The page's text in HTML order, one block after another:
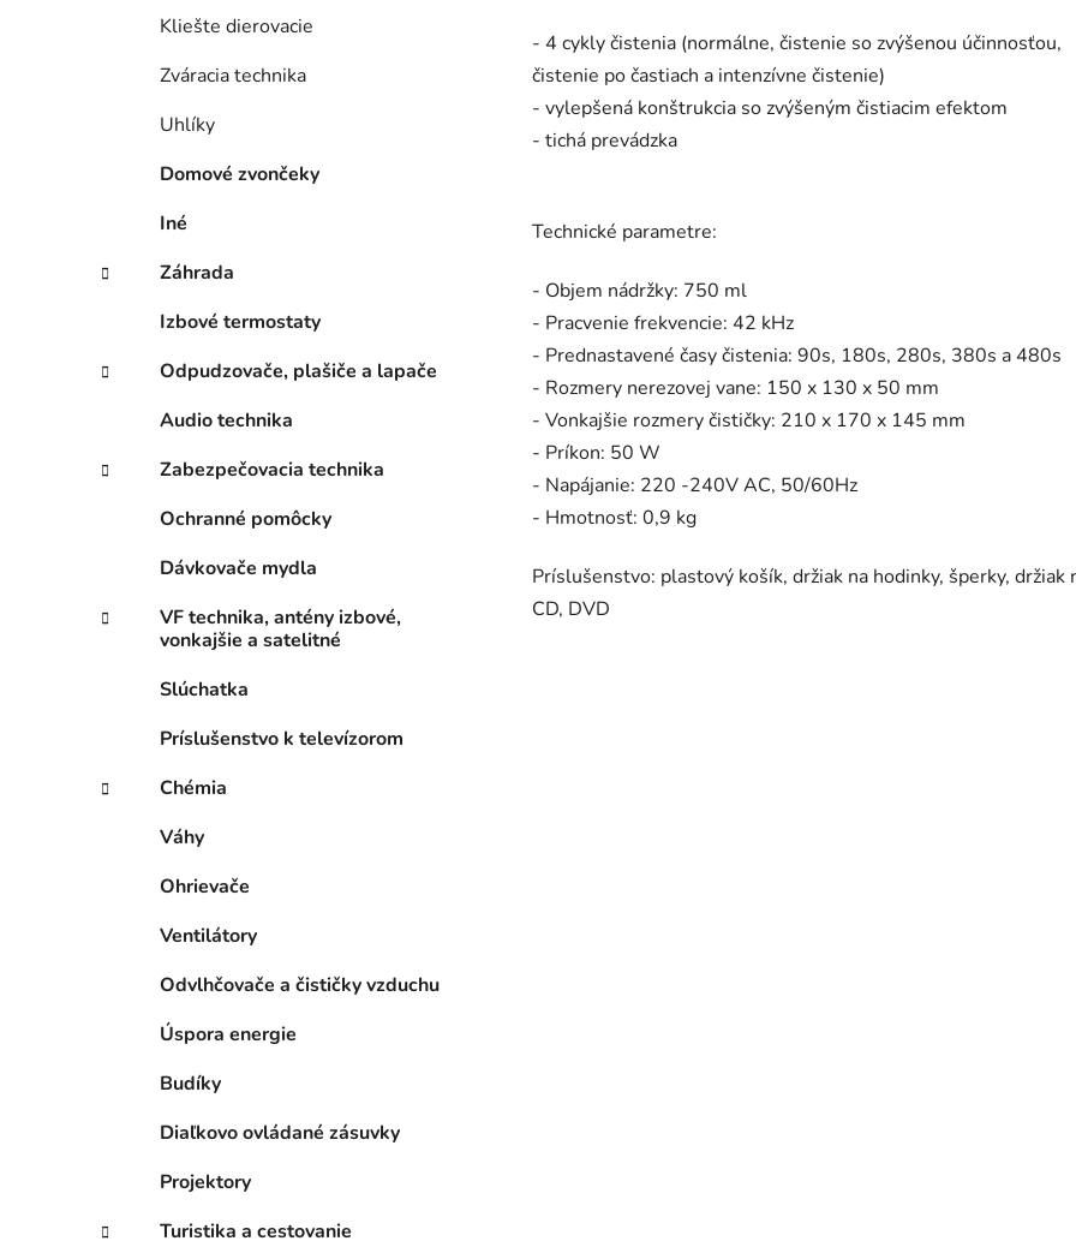
Kliešte dierovacie
Zváracia technika
Uhlíky
Domové zvončeky
Iné
Záhrada
Izbové termostaty
Odpudzovače, plašiče a lapače
Audio technika
Zabezpečovacia technika
Ochranné pomôcky
Dávkovače mydla
VF technika, antény izbové,
vonkajšie a satelitné
Slúchatka
Príslušenstvo k televízorom
Chémia
Váhy
Ohrievače
Ventilátory
Odvlhčovače a čističky vzduchu
Úspora energie
Budíky
Diaľkovo ovládané zásuvky
Projektory
Turistika a cestovanie
- 4 cykly čistenia (normálne, čistenie so zvýšenou účinnosťou,
čistenie po častiach a intenzívne čistenie)
- vylepšená konštrukcia so zvýšeným čistiacim efektom
- tichá prevádzka
Technické parametre:
- Objem nádržky: 750 ml
- Pracvenie frekvencie: 42 kHz
- Prednastavené časy čistenia: 90s, 180s, 280s, 380s a 480s
- Rozmery nerezovej vane: 150 x 130 x 50 mm
- Vonkajšie rozmery čističky: 210 x 170 x 145 mm
- Príkon: 50 W
- Napájanie: 220 -240V AC, 50/60Hz
- Hmotnosť: 0,9 kg
Príslušenstvo: plastový košík, držiak na hodinky, šperky, držiak
CD, DVD